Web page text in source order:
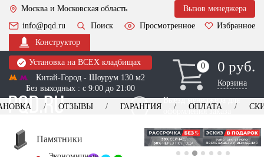
Москва и Московская область
Вызов менеджера
info@pqd.ru
Поиск Просмотренное
Избранное
Конструктор
Установка на ВСЕХ кладбищах
Китай-Город - Шоурум 130 м2
Без выходных : с 9:00 до 21:00
0
0 0 руб.
Корзина
Выезд менеджера для
оформления заказа
+7 (495) 518-44-23
ОТЗЫВЫ ГАРАНТИЯ ОПЛАТА
Памятники